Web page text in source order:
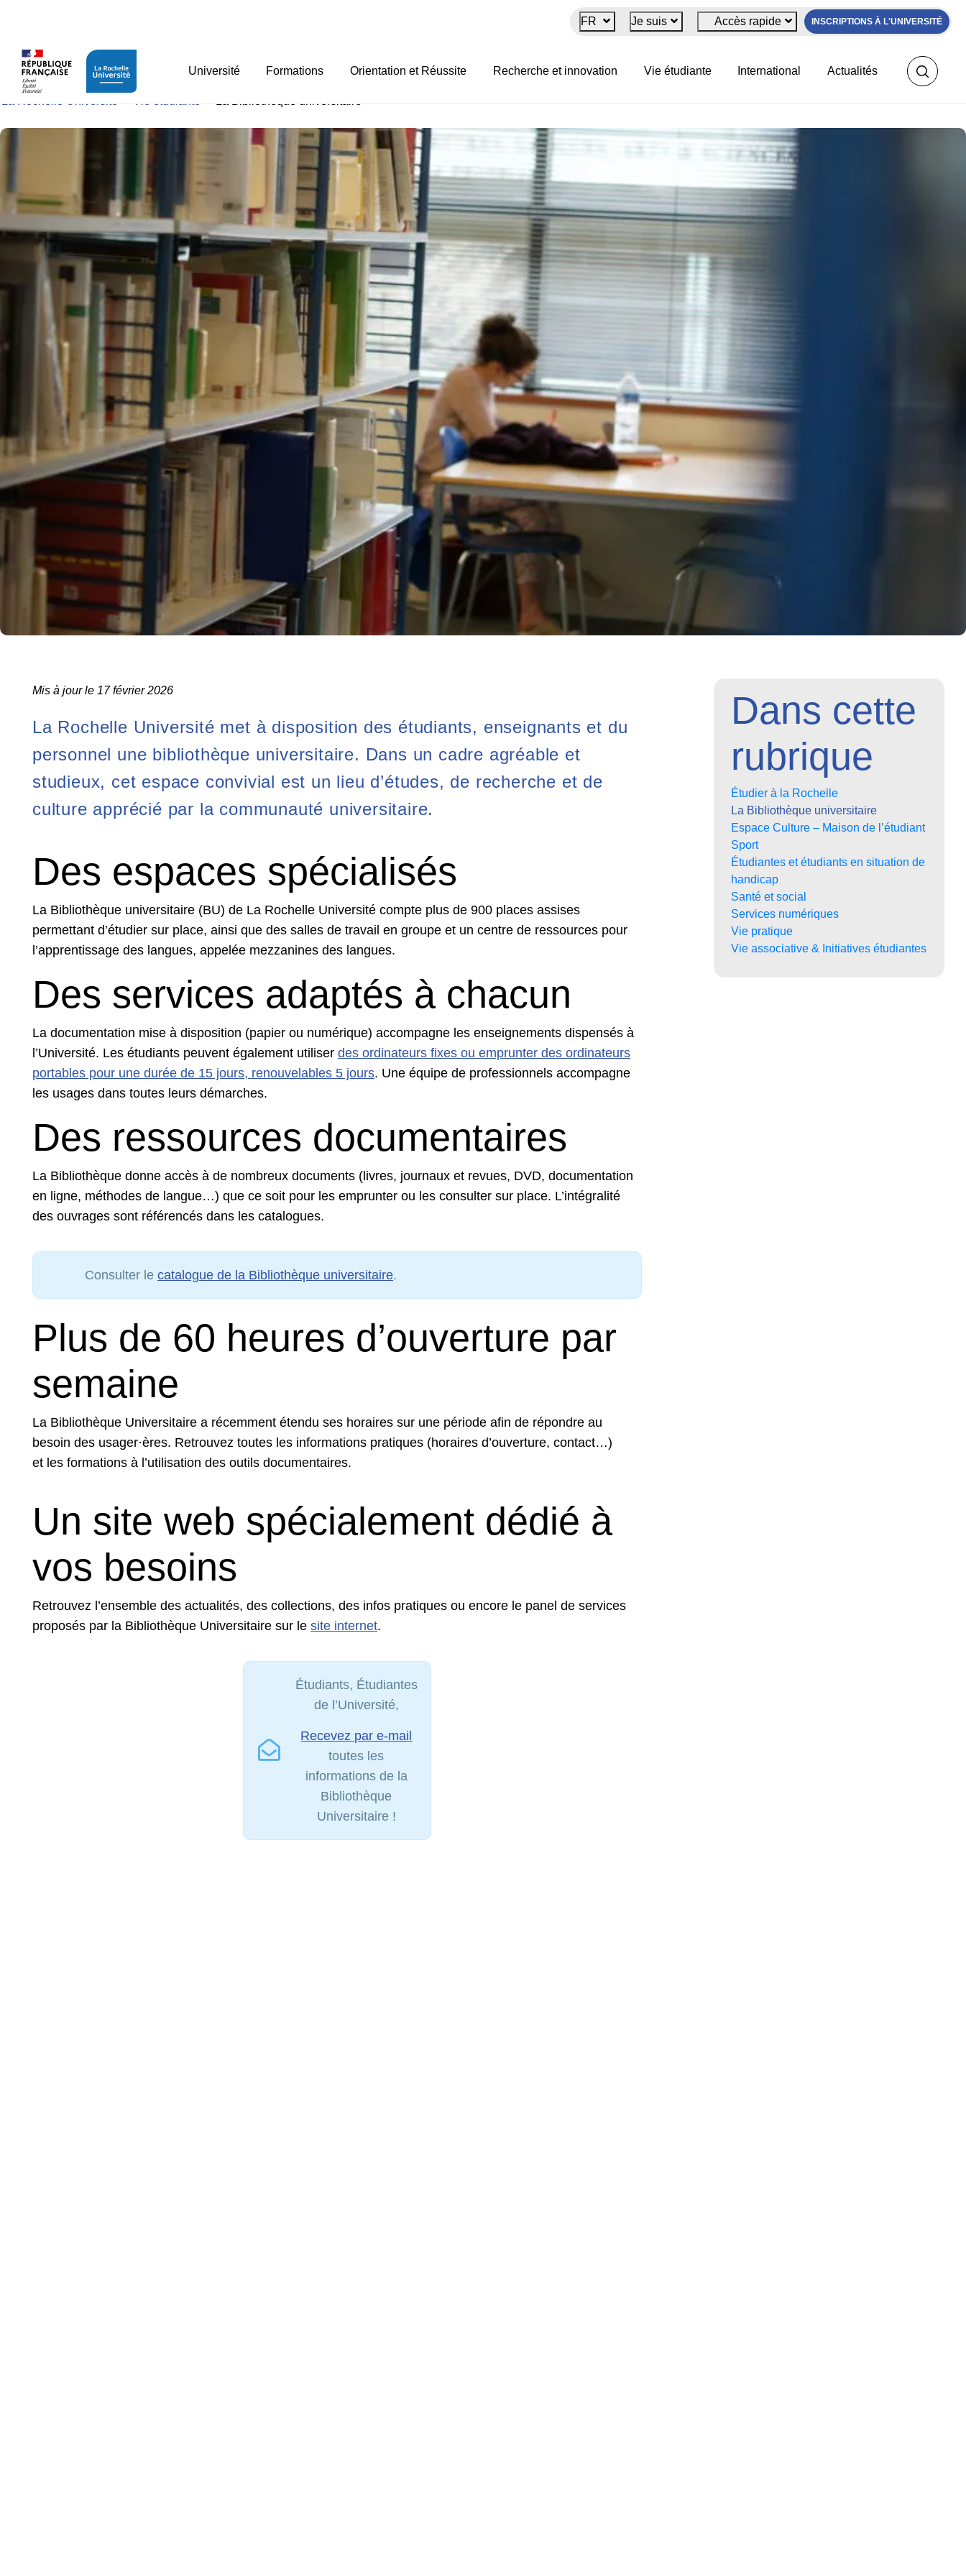
FR Je suis Accès rapide INSCRIPTIONS À L'UNIVERSITÉ
Université Formations Orientation et Réussite Recherche et innovation Vie étudiante International Actualités
La Bibliothèque universitaire
Mis à jour le 17 février 2026
La Rochelle Université met à disposition des étudiants, enseignants et du
personnel une bibliothèque universitaire. Dans un cadre agréable et
studieux, cet espace convivial est un lieu d’études, de recherche et de
culture apprécié par la communauté universitaire.
Des espaces spécialisés
La Bibliothèque universitaire (BU) de La Rochelle Université compte plus de 900 places assises
permettant d’étudier sur place, ainsi que des salles de travail en groupe et un centre de ressources pour
l’apprentissage des langues, appelée mezzanines des langues.
Des services adaptés à chacun
La documentation mise à disposition (papier ou numérique) accompagne les enseignements dispensés à
l’Université. Les étudiants peuvent également utiliser des ordinateurs fixes ou emprunter des ordinateurs
portables pour une durée de 15 jours, renouvelables 5 jours. Une équipe de professionnels accompagne
les usages dans toutes leurs démarches.
Des ressources documentaires
La Bibliothèque donne accès à de nombreux documents (livres, journaux et revues, DVD, documentation
en ligne, méthodes de langue…) que ce soit pour les emprunter ou les consulter sur place. L’intégralité
des ouvrages sont référencés dans les catalogues.
Consulter le catalogue de la Bibliothèque universitaire.
Plus de 60 heures d’ouverture par
semaine
La Bibliothèque Universitaire a récemment étendu ses horaires sur une période afin de répondre au
besoin des usager·ères. Retrouvez toutes les informations pratiques (horaires d’ouverture, contact…)
et les formations à l’utilisation des outils documentaires.
Un site web spécialement dédié à
vos besoins
Retrouvez l’ensemble des actualités, des collections, des infos pratiques ou encore le panel de services
proposés par la Bibliothèque Universitaire sur le site internet.
Étudiants, Étudiantes
de l’Université,
Recevez par e-mail
toutes les
informations de la
Bibliothèque
Universitaire !
Dans cette
rubrique
Étudier à la Rochelle
La Bibliothèque universitaire
Espace Culture – Maison de l’étudiant
Sport
Étudiantes et étudiants en situation de
handicap
Santé et social
Services numériques
Vie pratique
Vie associative & Initiatives étudiantes